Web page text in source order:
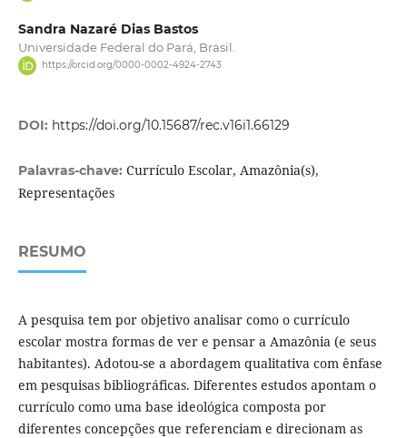
Sandra Nazaré Dias Bastos
Universidade Federal do Pará, Brasil.
https://orcid.org/0000-0002-4924-2743
DOI: https://doi.org/10.15687/rec.v16i1.66129
Palavras-chave: Currículo Escolar, Amazônia(s),
Representações
RESUMO
A pesquisa tem por objetivo analisar como o currículo
escolar mostra formas de ver e pensar a Amazônia (e seus
habitantes). Adotou-se a abordagem qualitativa com ênfase
em pesquisas bibliográficas. Diferentes estudos apontam o
currículo como uma base ideológica composta por
diferentes concepções que referenciam e direcionam as